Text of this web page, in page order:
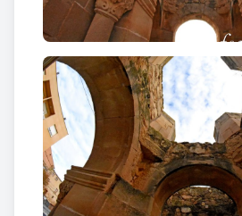
fer front al deute que havia
d’ una part de l’església, la qual
ruïna.
La plaça que s’ha construït en l’
parets d’aquesta església porta
que es va arruïnar “Tomàs
Text: www.torrebesses.cat